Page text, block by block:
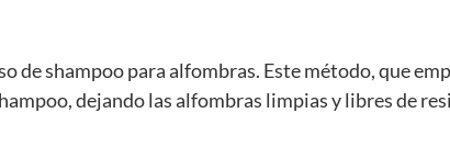
de shampoo para alfombras. Este método, que
dejando las alfombras limpias y libres de